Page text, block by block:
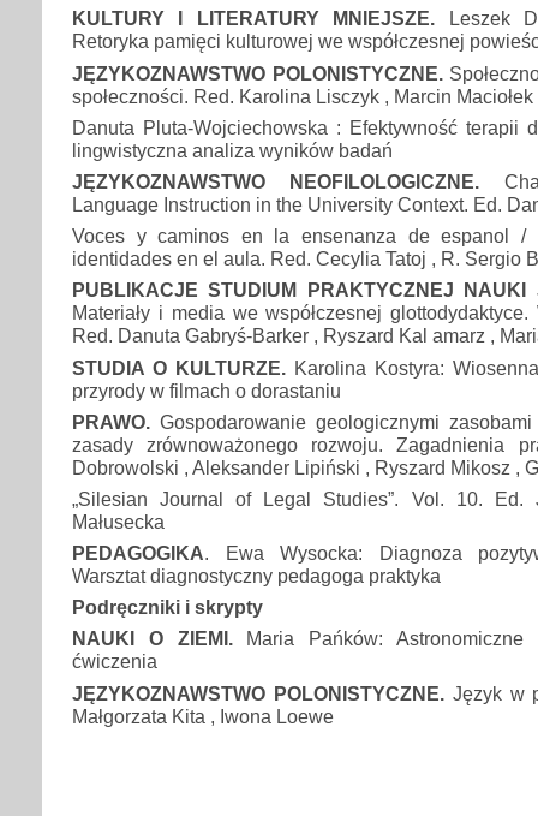
KULTURY I LITERATURY MNIEJSZE. Leszek
Retoryka pamięci kulturowej we współczesnej
JĘZYKOZNAWSTWO POLONISTYCZNE.
społeczności. Red. Karolina Lisczyk , Marcin Maciołek
Danuta Pluta-Wojciechowska : Efektywność terapii
lingwistyczna analiza wyników badań
JĘZYKOZNAWSTWO NEOFILOLOGICZNE.
Language Instruction in the University Context. Ed.
Voces y caminos en la ensenanza de espanol /
identidades en el aula. Red. Cecylia Tatoj , R. Sergio
PUBLIKACJE STUDIUM PRAKTYCZNEJ NAUKI
Materiały i media we współczesnej
Red. Danuta Gabryś-Barker , Ryszard Kal amarz ,
STUDIA O KULTURZE.
Karolina Kostyra:
przyrody w filmach o dorastaniu
PRAWO. Gospodarowanie geologicznymi
zasady zrównoważonego rozwoju. Zagadnienia
Dobrowolski , Aleksander Lipiński , Ryszard Mikosz ,
„Silesian Journal of Legal Studies”. Vol. 10. Ed.
Małusecka
PEDAGOGIKA. Ewa Wysocka: Diagnoza
Warsztat diagnostyczny pedagoga praktyka
Podręczniki i skrypty
NAUKI O ZIEMI. Maria Pańków:
ćwiczenia
JĘZYKOZNAWSTWO POLONISTYCZNE.Język w
Małgorzata Kita , Iwona Loewe